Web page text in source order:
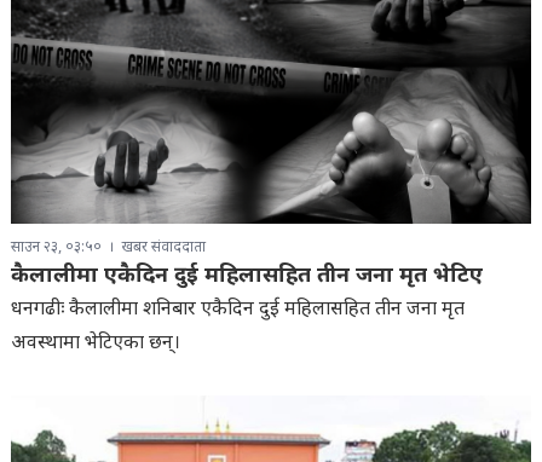
साउन २३, ०३:५० खबर संवाददाता
कैलालीमा एकैदिन दुई महिलासहित तीन जना मृत भेटिए
धनगढीः कैलालीमा शनिबार एकैदिन दुई महिलासहित तीन जना मृत
अवस्थामा भेटिएका छन्।